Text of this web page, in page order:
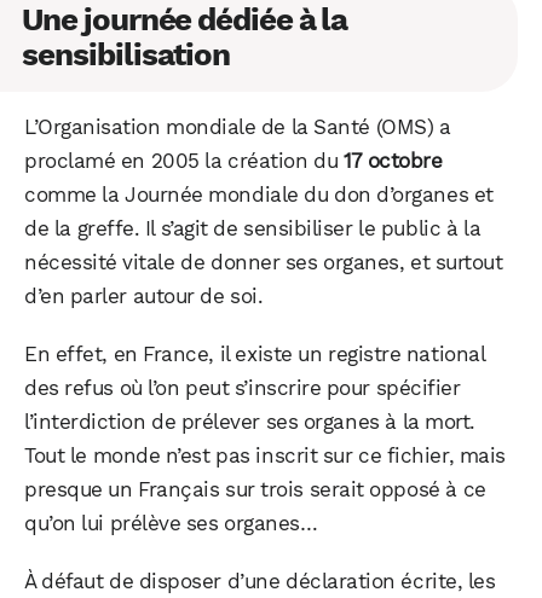
Une journée dédiée à la
sensibilisation
L’Organisation mondiale de la Santé (OMS) a
proclamé en 2005 la création du 17 octobre
comme la Journée mondiale du don d’organes et
de la greffe. Il s’agit de sensibiliser le public à la
nécessité vitale de donner ses organes, et surtout
d’en parler autour de soi.
En effet, en France, il existe un registre national
des refus où l’on peut s’inscrire pour spécifier
l’interdiction de prélever ses organes à la mort.
Tout le monde n’est pas inscrit sur ce fichier, mais
presque un Français sur trois serait opposé à ce
qu’on lui prélève ses organes…
À défaut de disposer d’une déclaration écrite, les